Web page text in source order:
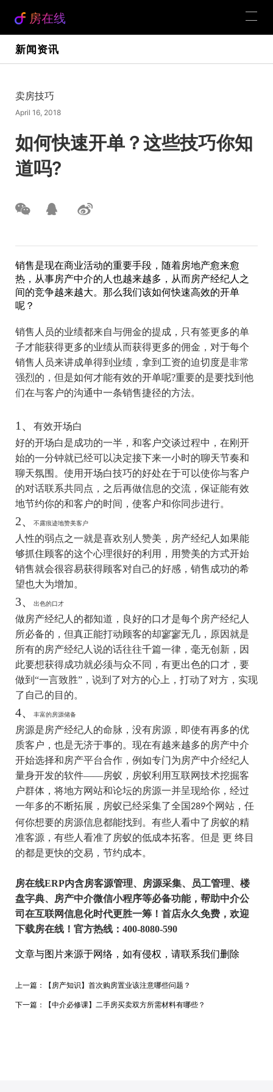
房在线
新闻资讯
卖房技巧
April 16, 2018
如何快速开单？这些技巧你知
道吗?
销售是现在商业活动的重要手段，随着房地产愈来愈
热，从事房产中介的人也越来越多，从而房产经纪人之
间的竞争越来越大。那么我们该如何快速高效的开单
呢？
销售人员的业绩都来自与佣金的提成，只有签更多的单
子才能获得更多的业绩从而获得更多的佣金，对于每个
销售人员来讲成单得到业绩，拿到工资的迫切度是非常
强烈的，但是如何才能有效的开单呢?重要的是要找到他
们在与客户的沟通中一条销售捷径的方法。
1、
有效开场白
好的开场白是成功的一半，和客户交谈过程中，在刚开
始的一分钟就已经可以决定接下来一小时的聊天节奏和
聊天氛围。使用开场白技巧的好处在于可以使你与客户
的对话联系共同点，之后再做信息的交流，保证能有效
地节约你的和客户的时间，使客户和你同步进行。
2、 不露痕迹地赞美客户
人性的弱点之一就是喜欢别人赞美，房产经纪人如果能
够抓住顾客的这个心理很好的利用，用赞美的方式开始
销售就会很容易获得顾客对自己的好感，销售成功的希
望也大为增加。
3、 出色的口才
做房产经纪人的都知道，良好的口才是每个房产经纪人
所必备的，但真正能打动顾客的却寥寥无几，原因就是
所有的房产经纪人说的话往往千篇一律，毫无创新，因
此要想获得成功就必须与众不同，有更出色的口才，要
做到“一言致胜”，说到了对方的心上，打动了对方，实现
了自己的目的。
4、 丰富的房源储备
房源是房产经纪人的命脉，没有房源，即使有再多的优
质客户，也是无济于事的。现在有越来越多的房产中介
开始选择和房产平台合作，例如专门为房产中介经纪人
量身开发的软件——房蚁，房蚁利用互联网技术挖掘客
户群体，将地方网站和论坛的房源一并呈现给你，经过
一年多的不断拓展，房蚁已经采集了全国289个网站，任
何你想要的房源信息都能找到。有些人看中了房蚁的精
准客源，有些人看准了房蚁的低成本拓客。但是 更 终目
的都是更快的交易，节约成本。
房在线ERP内含房客源管理、房源采集、员工管理、楼
盘字典、房产中介微信小程序等必备功能，帮助中介公
司在互联网信息化时代更胜一筹！首店永久免费，欢迎
下载房在线！官方热线：400-8080-590
文章与图片来源于网络，如有侵权，请联系我们删除
上一篇： 【房产知识】首次购房置业该注意哪些问题？
下一篇： 【中介必修课】二手房买卖双方所需材料有哪些？